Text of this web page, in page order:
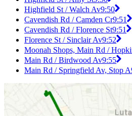
Highfield St / Walch Av9:50
Cavendish Rd / Camden Cr9:51
Cavendish Rd / Florence St9:51
Florence St / Sinclair Av9:52
Moonah Shops, Main Rd /
Main Rd / Birdwood Av9:55
Main Rd / Springfield Av, Stop A